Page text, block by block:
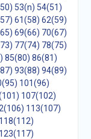
53(n) 54(51)
61(58) 62(59)
69(66) 70(67)
77(74) 78(75)
85(80) 86(81)
93(88) 94(89)
101(96)
107(102)
113(107)
118(112)
123(117)